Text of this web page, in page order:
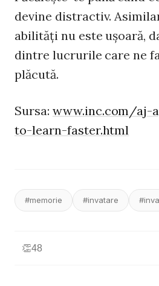
devine distractiv.
abilităţi nu este uşoară,
dintre lucrurile care ne
plăcută.
Sursa: www.inc.com/aj-
to-learn-faster.html
#memorie #invatare
👏48